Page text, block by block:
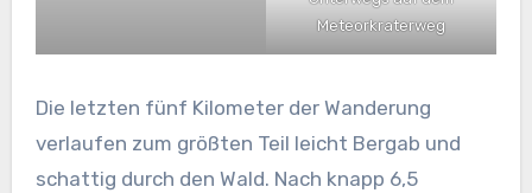
Meteorkraterweg
Die letzten fünf Kilometer der Wanderung
verlaufen zum größten Teil leicht Bergab und
schattig durch den Wald. Nach knapp 6,5